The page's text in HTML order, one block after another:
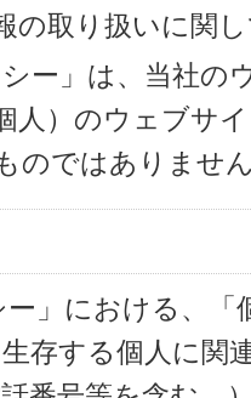
の取り扱いに関
ー」は、当社の
人）のウェブサ
のではありませ
ー」における、
存する個人に関